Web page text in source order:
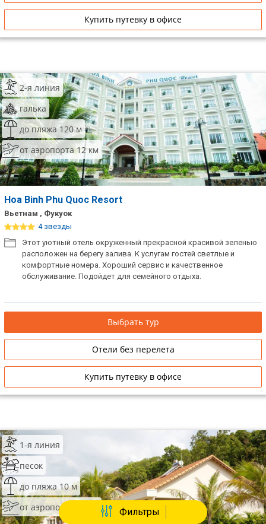
Купить путевку в офисе
2-я линия
галька
до пляжа 120 м
от аэропорта 12 км
Hoa Binh Phu Quoc Resort
Вьетнам , Фукуок
4 звезды
Этот уютный отель окруженный прекрасной красивой зеленью
расположен на берегу залива. К услугам гостей светлые и
комфортные номера. Хороший сервис и качественное
обслуживание. Подойдет для семейного отдыха.
Выбрать тур
Отели без перелета
Купить путевку в офисе
1-я линия
песок
до пляжа 10 м
от аэропорта 18 км
Фильтры